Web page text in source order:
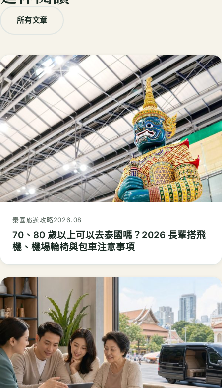
所有文章
泰國旅遊攻略2026.08
70、80 歲以上可以去泰國嗎？2026 長輩搭飛
機、機場輪椅與包車注意事項